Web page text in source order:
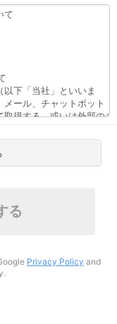
る
Privacy Policy and